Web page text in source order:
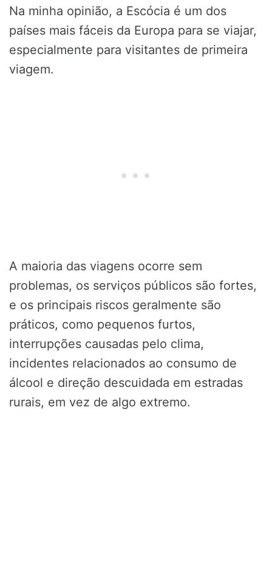
Na minha opinião, a Escócia é um dos
países mais fáceis da Europa para se viajar,
especialmente para visitantes de primeira
viagem.
A maioria das viagens ocorre sem
problemas, os serviços públicos são fortes,
e os principais riscos geralmente são
práticos, como pequenos furtos,
interrupções causadas pelo clima,
incidentes relacionados ao consumo de
álcool e direção descuidada em estradas
rurais, em vez de algo extremo.